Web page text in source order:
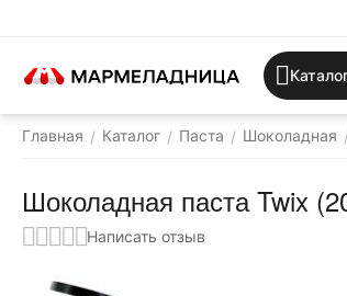
Главная / Каталог / Паста / Шоколадная
Шоколадная паста Twix
Написать отзыв